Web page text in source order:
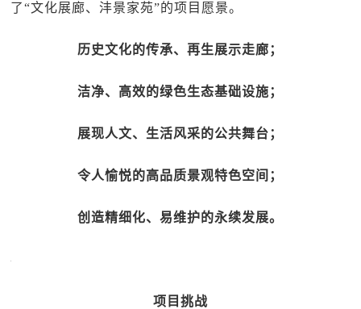
了“文化展廊、沣景家苑”的项目愿景。
历史文化的传承、再生展示走廊；
洁净、高效的绿色生态基础设施；
展现人文、生活风采的公共舞台；
令人愉悦的高品质景观特色空间；
创造精细化、易维护的永续发展。
项目挑战